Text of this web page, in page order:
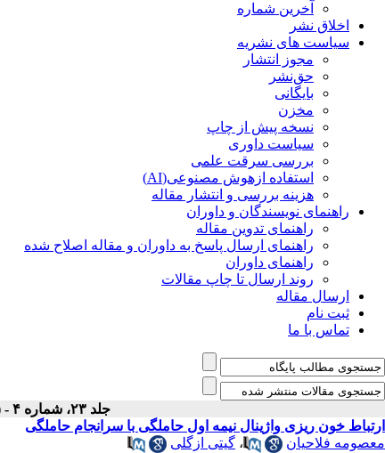
آخرین شماره
اخلاق نشر
سیاست های نشریه
مجوز انتشار
حق‌نشر
بایگانی
مخزن
نسخه پیش از چاپ
سیاست داوری
بررسی سرقت علمی
استفاده ازهوش مصنوعی(AI)
هزینه بررسی و انتشار مقاله
راهنمای نویسندگان و داوران
راهنمای تدوین مقاله
راهنمای ارسال پاسخ به داوران و مقاله اصلاح شده
راهنمای داوران
روند ارسال تا چاپ مقالات
ارسال مقاله
ثبت نام
تماس با ما
جلد ۲۳، شماره ۴ - ( زمستان ۱۳۷۸ )
ارتباط خون ریزی واژینال نیمه اول حاملگی با سرانجام حاملگی
معصومه فلاحیان
، گیتی ازگلی